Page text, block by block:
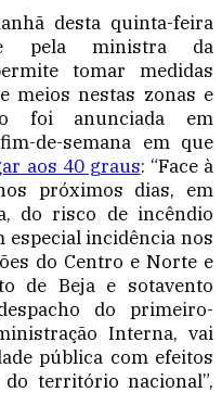
desta quinta-feira
pela ministra da
tomar medidas
meios nestas zonas e
foi anunciada em
de-semana em que
aos 40 graus: “Face à
próximos dias, em
do risco de incêndio
especial incidência nos
do Centro e Norte e
de Beja e sotavento
do primeiro-
Interna, vai
pública com efeitos
território nacional”,